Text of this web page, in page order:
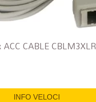
CABLE CBLM3XLR
INFO VELOCI